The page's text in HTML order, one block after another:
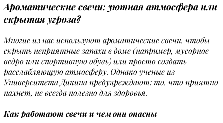
Ароматические свечи: уютная атмосфера или
скрытая угроза?
Многие из нас используют ароматические свечи, чтобы
скрыть неприятные запахи в доме (например, мусорное
ведро или спортивную обувь) или просто создать
расслабляющую атмосферу. Однако ученые из
Университета Дикина предупреждают: то, что приятно
пахнет, не всегда полезно для здоровья.
Как работают свечи и чем они опасны